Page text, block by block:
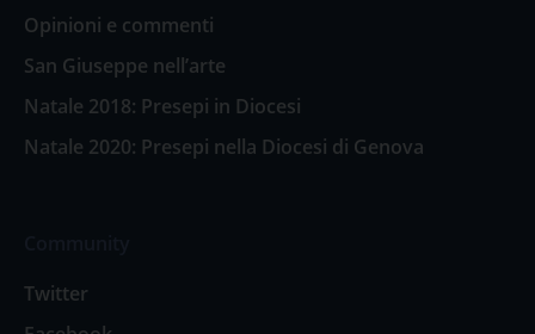
Opinioni e commenti
San Giuseppe nell’arte
Natale 2018: Presepi in Diocesi
Natale 2020: Presepi nella Diocesi di Genova
Twitter